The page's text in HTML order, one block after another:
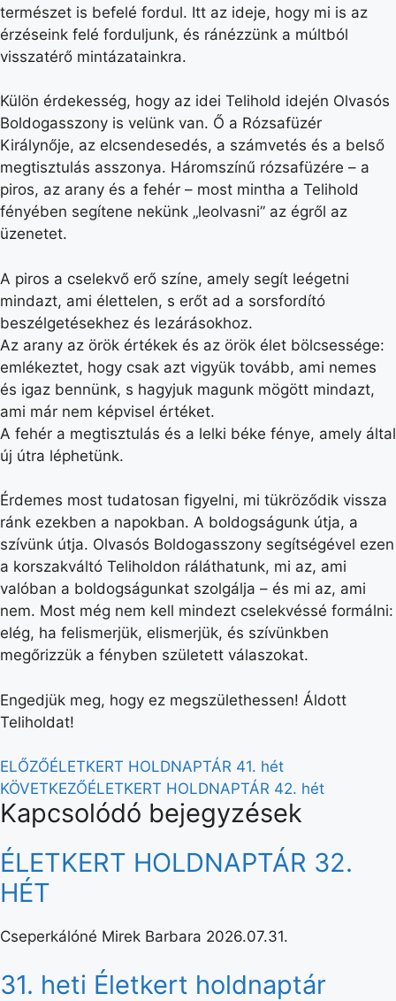
természet is befelé fordul. Itt az ideje, hogy mi is az
érzéseink felé forduljunk, és ránézzünk a múltból
visszatérő mintázatainkra.
Külön érdekesség, hogy az idei Telihold idején Olvasós
Boldogasszony is velünk van. Ő a Rózsafüzér
Királynője, az elcsendesedés, a számvetés és a belső
megtisztulás asszonya. Háromszínű rózsafüzére – a
piros, az arany és a fehér – most mintha a Telihold
fényében segítene nekünk „leolvasni” az égről az
üzenetet.
A piros a cselekvő erő színe, amely segít leégetni
mindazt, ami élettelen, s erőt ad a sorsfordító
beszélgetésekhez és lezárásokhoz.
Az arany az örök értékek és az örök élet bölcsessége:
emlékeztet, hogy csak azt vigyük tovább, ami nemes
és igaz bennünk, s hagyjuk magunk mögött mindazt,
ami már nem képvisel értéket.
A fehér a megtisztulás és a lelki béke fénye, amely által
új útra léphetünk.
Érdemes most tudatosan figyelni, mi tükröződik vissza
ránk ezekben a napokban. A boldogságunk útja, a
szívünk útja. Olvasós Boldogasszony segítségével ezen
a korszakváltó Teliholdon ráláthatunk, mi az, ami
valóban a boldogságunkat szolgálja – és mi az, ami
nem. Most még nem kell mindezt cselekvéssé formálni:
elég, ha felismerjük, elismerjük, és szívünkben
megőrizzük a fényben született válaszokat.
Engedjük meg, hogy ez megszülethessen! Áldott
Teliholdat!
ELŐZŐÉLETKERT HOLDNAPTÁR 41. hét
KÖVETKEZŐÉLETKERT HOLDNAPTÁR 42. hét
Kapcsolódó bejegyzések
ÉLETKERT HOLDNAPTÁR 32.
HÉT
Cseperkálóné Mirek Barbara 2026.07.31.
31. heti Életkert holdnaptár